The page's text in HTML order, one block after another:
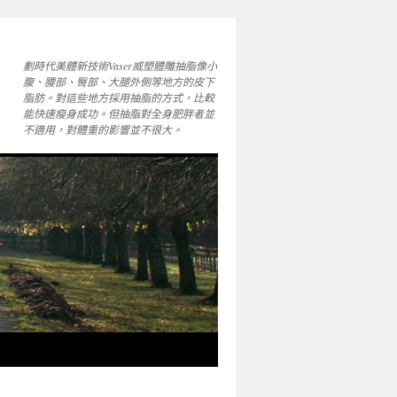
劃時代美體新技術Vaser威塑體雕抽脂像小
腹、腰部、臀部、大腿外側等地方的皮下
脂肪。對這些地方採用抽脂的方式，比較
能快速瘦身成功。但抽脂對全身肥胖者並
不適用，對體重的影響並不很大。